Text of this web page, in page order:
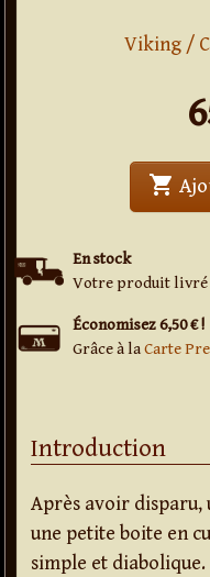
Viking /
En stock
Votre produit livré
Économisez 6,50 € !
Grâce à laCarte
shopping_cart
Introduction
Après avoir disparu,
une petite boite en
simple et diabolique.